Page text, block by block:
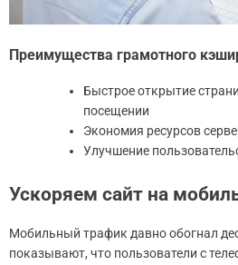
Преимущества грамотного
Быстрое открытие
посещении
Экономия ресурсов
Улучшение
Ускоряем сайт на
Мобильный трафик давно обогнал
показывают, что пользователи с